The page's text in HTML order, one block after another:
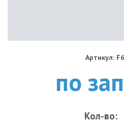
Артикул:
по
Кол-во: